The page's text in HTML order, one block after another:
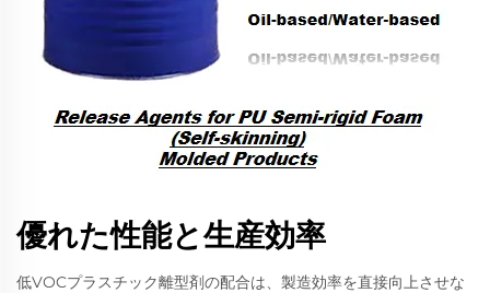
優れた性能と生産効率
低VOCプラスチック離型剤の配合は、製造効率を直接向上させな